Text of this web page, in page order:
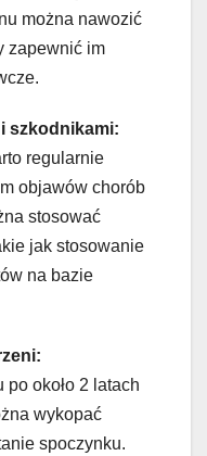
można nawozić
zapewnić im
szkodnikami:
regularnie
objawów chorób
stosować
jak stosowanie
na bazie
około 2 latach
wykopać
spoczynku.